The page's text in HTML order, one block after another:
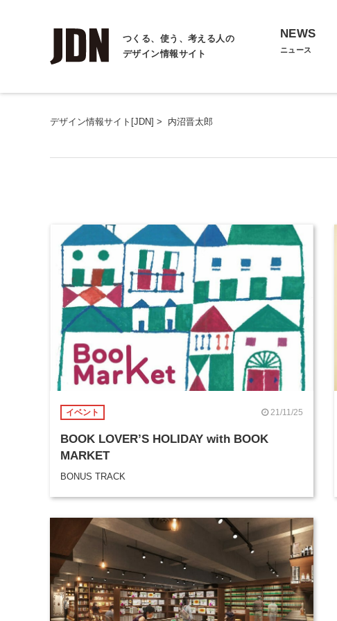
つくる、使う、考える人の
デザイン情報サイト
NEWS
ニュース
デザイン情報サイト[JDN] > 内沼晋太郎
イベント 21/11/25
BOOK LOVER’S HOLIDAY with BOOK
MARKET
BONUS TRACK